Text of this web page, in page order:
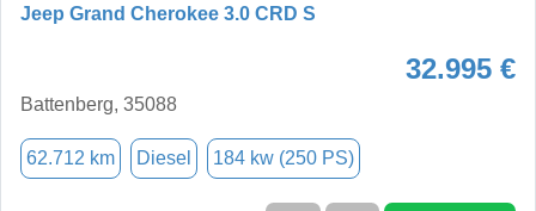
Jeep Grand Cherokee 3.0 CRD S
32.995 €
Battenberg, 35088
62.712 km Diesel 184 kw (250 PS)